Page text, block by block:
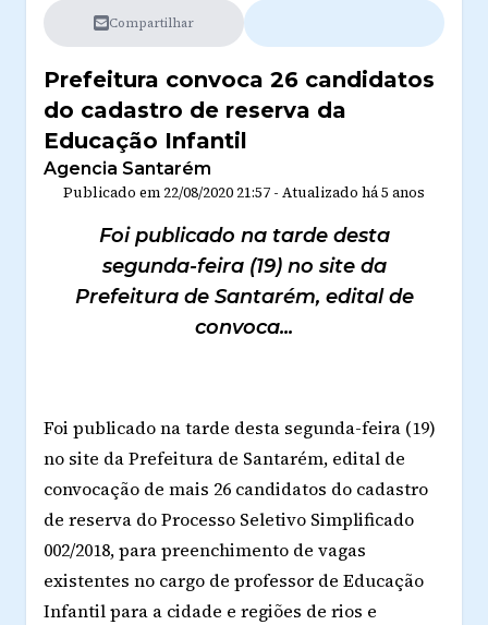
Compartilhar
Prefeitura convoca 26 candidatos
do cadastro de reserva da
Educação Infantil
Agencia Santarém
Publicado em 22/08/2020 21:57 - Atualizado há 5 anos
Foi publicado na tarde desta
segunda-feira (19) no site da
Prefeitura de Santarém, edital de
convoca...
Foi publicado na tarde desta segunda-feira (19)
no site da Prefeitura de Santarém, edital de
convocação de mais 26 candidatos do cadastro
de reserva do Processo Seletivo Simplificado
002/2018, para preenchimento de vagas
existentes no cargo de professor de Educação
Infantil para a cidade e regiões de rios e